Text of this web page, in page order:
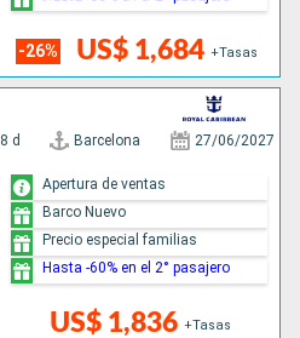
-26% US$ 1,684 +Tasas
8 d Barcelona 27/06/2027
US$ 1,836 +Tasas
Apertura de ventas
Barco Nuevo
Precio especial familias
Hasta -60% en el 2° pasajero